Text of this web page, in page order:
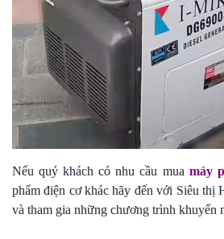
Nếu quý khách có nhu cầu mua máy
phẩm điện cơ khác hãy đến với Siêu thị
và tham gia những chương trình khuyến